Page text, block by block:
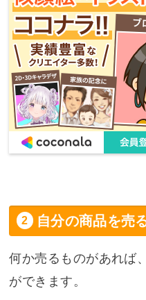
自分の商品を売
何か売るものがあれば
ができます。